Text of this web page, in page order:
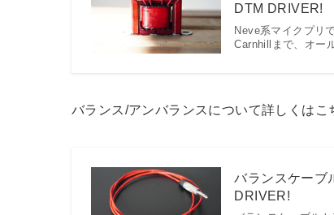
DTM DRIVER!
Neve系マイクプリ
Carnhillまで、オー
バランス/アンバランスについて詳しくはこ
バランスケーブ
DRIVER!